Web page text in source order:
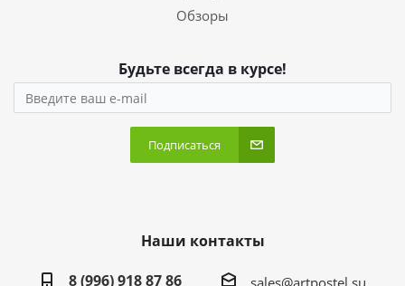
Обзоры
Будьте всегда в курсе!
Подписаться
Наши контакты
8 (996) 918 87 86
sales@artpostel.su